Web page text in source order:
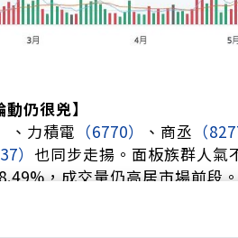
仍很兇】
、力積電 （6770） 、商丞 （
） 也同步走揚。面板族群人氣
，成交量仍高居市場前段
，連2日漲停、連7日上漲。